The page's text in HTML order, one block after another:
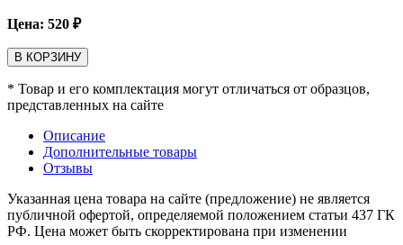
Цена: 520 ₽
В КОРЗИНУ
* Товар и его комплектация могут отличаться от образцов,
представленных на сайте
Описание
Дополнительные товары
Отзывы
Указанная цена товара на сайте (предложение) не является
публичной офертой, определяемой положением статьи 437 ГК
РФ. Цена может быть скорректирована при изменении